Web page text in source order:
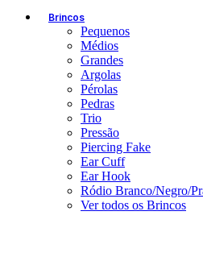
Brincos
Pequenos
Médios
Grandes
Argolas
Pérolas
Pedras
Trio
Pressão
Piercing Fake
Ear Cuff
Ear Hook
Ródio Branco/Negro/
Ver todos os Brincos